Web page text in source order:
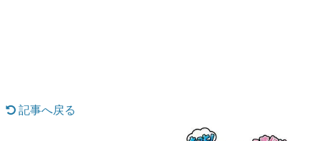
記事へ戻る